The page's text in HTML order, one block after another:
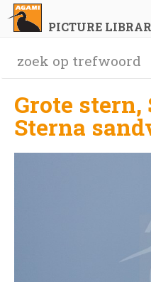
PICTURE
Grote
Sterna